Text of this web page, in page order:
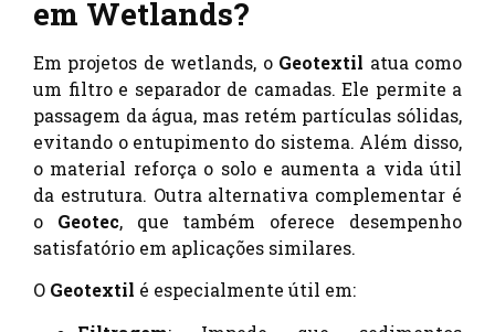
em Wetlands?
Em projetos de wetlands, o Geotextil atua como
um filtro e separador de camadas. Ele permite a
passagem da água, mas retém partículas sólidas,
evitando o entupimento do sistema. Além disso,
o material reforça o solo e aumenta a vida útil
da estrutura. Outra alternativa complementar é
o Geotec, que também oferece desempenho
satisfatório em aplicações similares.
O Geotextil é especialmente útil em: